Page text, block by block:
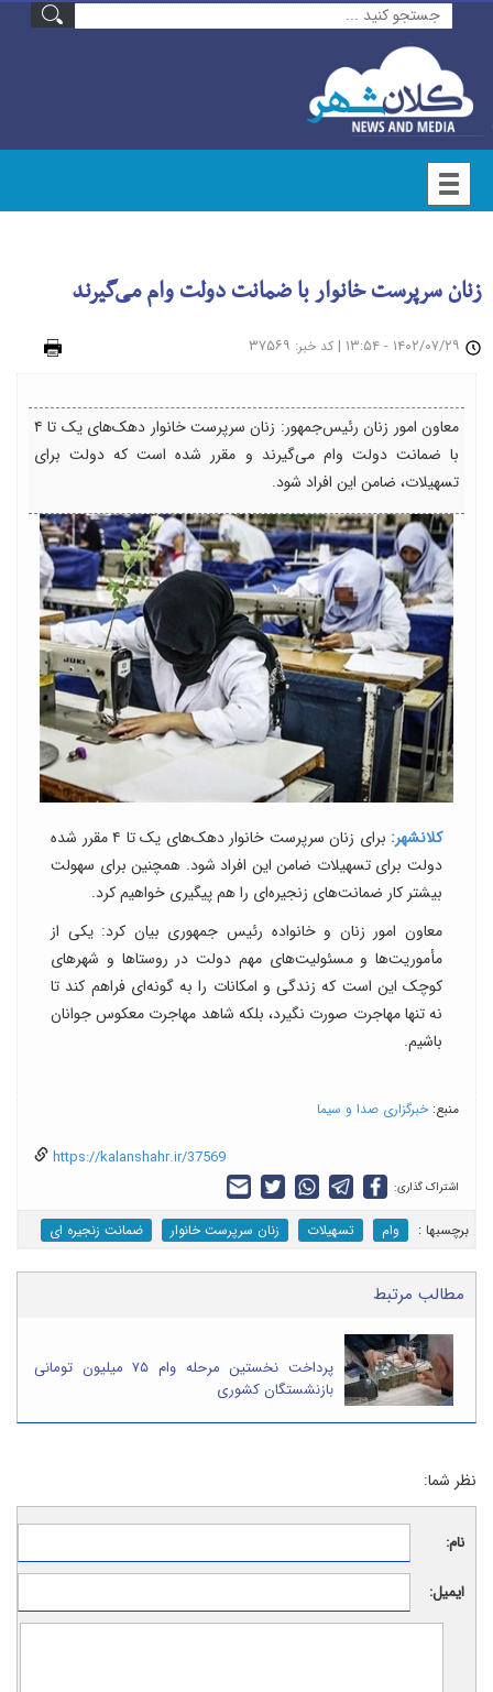
زنان سرپرست خانوار با ضمانت دولت وام می‌گیرند
| کد خبر: ۳۷۵۶۹
معاون امور زنان رئیس‌جمهور: زنان سرپرست خانوار دهک‌های یک تا ۴
با ضمانت دولت وام می‌گیرند و مقرر شده است که دولت برای
تسهیلات، ضامن این افراد شود.
کلانشهر:
برای زنان سرپرست خانوار دهک‌های یک تا ۴ مقرر شده
دولت برای تسهیلات ضامن این افراد شود. همچنین برای سهولت
بیشتر کار ضمانت‌های زنجیره‌ای را هم پیگیری خواهیم کرد.
معاون امور زنان و خانواده رئیس جمهوری بیان کرد: یکی از
مأموریت‌ها و مسئولیت‌های مهم دولت در روستا‌ها و شهر‌های
کوچک این است که زندگی و امکانات را به گونه‌ای فراهم کند تا
نه تنها مهاجرت صورت نگیرد، بلکه شاهد مهاجرت معکوس جوانان
باشیم.
منبع:خبرگزاری صدا و سیما
https://kalanshahr.ir/37569
اشتراک گذاری:
برچسب‎ها : وام تسهیلات زنان سرپرست خانوار ضمانت زنجیره ای
مطالب مرتبط
پرداخت نخستین مرحله وام ۷۵ میلیون تومانی
بازنشستگان کشوری
نظر شما:
نام:
ایمیل: